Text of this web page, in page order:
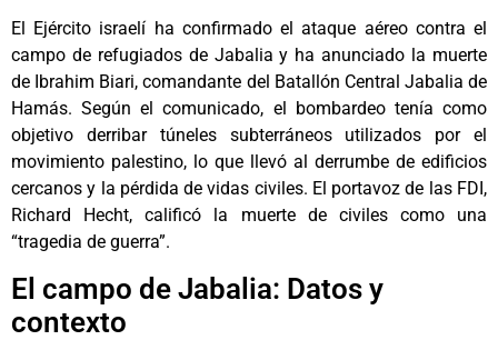
El Ejército israelí ha confirmado el ataque aéreo contra el
campo de refugiados de Jabalia y ha anunciado la muerte
de Ibrahim Biari, comandante del Batallón Central Jabalia de
Hamás. Según el comunicado, el bombardeo tenía como
objetivo derribar túneles subterráneos utilizados por el
movimiento palestino, lo que llevó al derrumbe de edificios
cercanos y la pérdida de vidas civiles. El portavoz de las FDI,
Richard Hecht, calificó la muerte de civiles como una
“tragedia de guerra”.
El campo de Jabalia: Datos y
contexto